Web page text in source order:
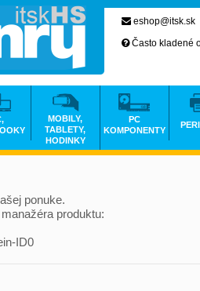
ponuke.
produktu:
ID0
eshop@itsk.sk
Často kladené
MOBILY,
TABLETY,
HODINKY
PC
KOMPONENTY